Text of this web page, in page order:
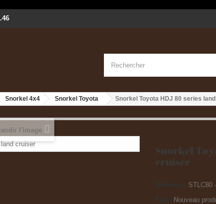
Snorkel 4x4 Snorkel Toyota Snorkel Toyota HDJ 80 series
l'image
Snorkel
cruiser
Référence
STLC80
Nouveau